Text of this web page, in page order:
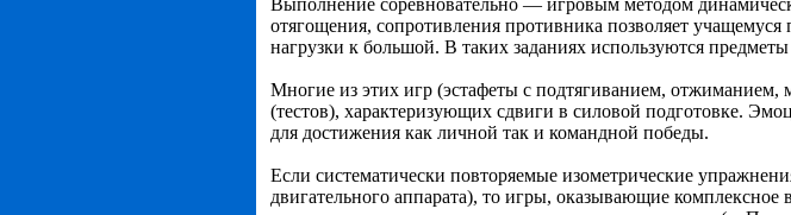
Выполнение соревновательно — игровым методом
отягощения, сопротивления противника позволяет
нагрузки к большой. В таких заданиях используются
Многие из этих игр (эстафеты с подтягиванием,
(тестов), характеризующих сдвиги в силовой подготовке.
для достижения как личной так и командной победы.
Если систематически повторяемые изометрические
двигательного аппарата), то игры, оказывающие